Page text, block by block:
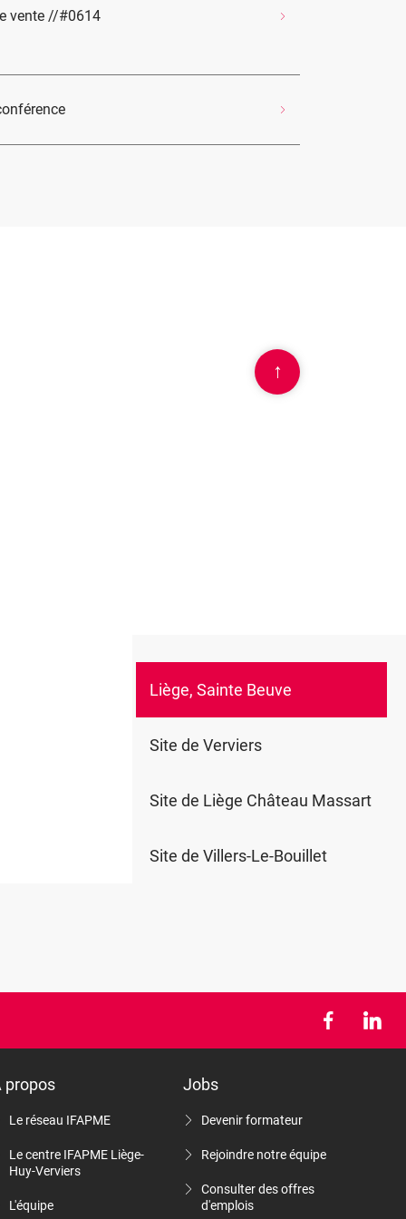
vente //#0614
↑
Liège, Sainte Beuve
Site de Verviers
Site de Liège Château Massart
Site de Villers-Le-Bouillet
propos
Le réseau IFAPME
Le centre IFAPME Liège-
Huy-Verviers
L'équipe
Jobs
Devenir formateur
Rejoindre notre équipe
Consulter des offres
d'emplois